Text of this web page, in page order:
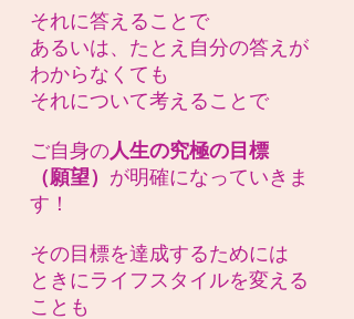
それに答えることで
あるいは、たとえ自分の答えが
わからなくても
それについて考えることで
ご自身の人生の究極の目標
（願望） が明確になっていきま
す！
その目標を達成するためには
ときにライフスタイルを変える
ことも